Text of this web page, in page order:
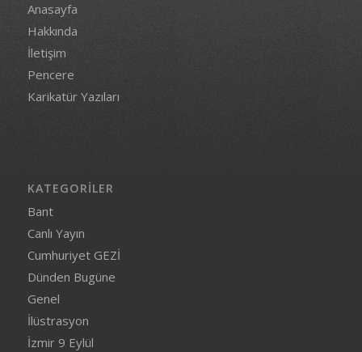
Anasayfa
Hakkında
İletişim
Pencere
Karikatür Yazıları
KATEGORILER
Bant
Canlı Yayın
Cumhuriyet GEZİ
Dünden Bugüne
Genel
İlüstrasyon
İzmir 9 Eylül